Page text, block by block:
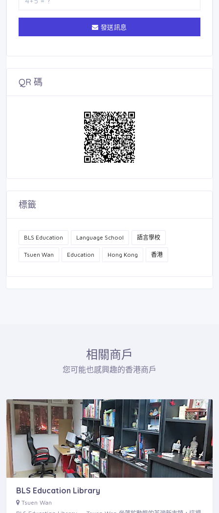
發送訊息
QR 碼
標籤
BLS Education Language School 語言學校
Tsuen Wan Education Hong Kong 香港
相關商戶
您可能也感興趣的香港商戶
BLS Education Library
Tsuen Wan